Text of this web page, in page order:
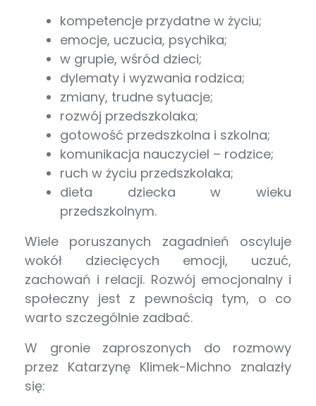
kompetencje przydatne w życiu;
emocje, uczucia, psychika;
w grupie, wśród dzieci;
dylematy i wyzwania rodzica;
zmiany, trudne sytuacje;
rozwój przedszkolaka;
gotowość przedszkolna i szkolna;
komunikacja nauczyciel – rodzice;
ruch w życiu przedszkolaka;
dieta dziecka w wieku
przedszkolnym.
Wiele poruszanych zagadnień oscyluje
wokół dziecięcych emocji, uczuć,
zachowań i relacji. Rozwój emocjonalny i
społeczny jest z pewnością tym, o co
warto szczególnie zadbać.
W gronie zaproszonych do rozmowy
przez Katarzynę Klimek-Michno znalazły
się: